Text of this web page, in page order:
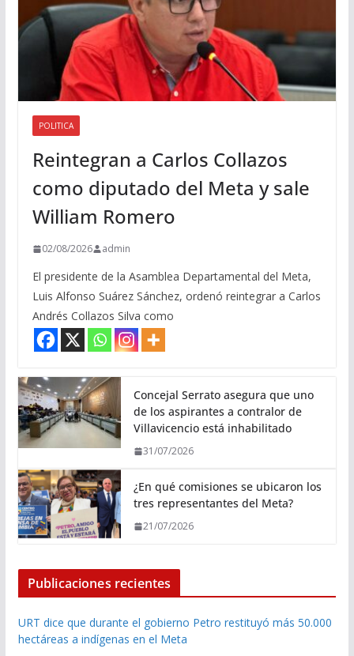
POLITICA
Reintegran a Carlos Collazos
como diputado del Meta y sale
William Romero
02/08/2026 admin
El presidente de la Asamblea Departamental del Meta,
Luis Alfonso Suárez Sánchez, ordenó reintegrar a Carlos
Andrés Collazos Silva como
Concejal Serrato asegura que uno
de los aspirantes a contralor de
Villavicencio está inhabilitado
31/07/2026
¿En qué comisiones se ubicaron los
tres representantes del Meta?
21/07/2026
Publicaciones recientes
URT dice que durante el gobierno Petro restituyó más 50.000
hectáreas a indígenas en el Meta